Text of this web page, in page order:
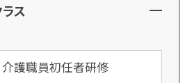
ス
介護職員初任者研修